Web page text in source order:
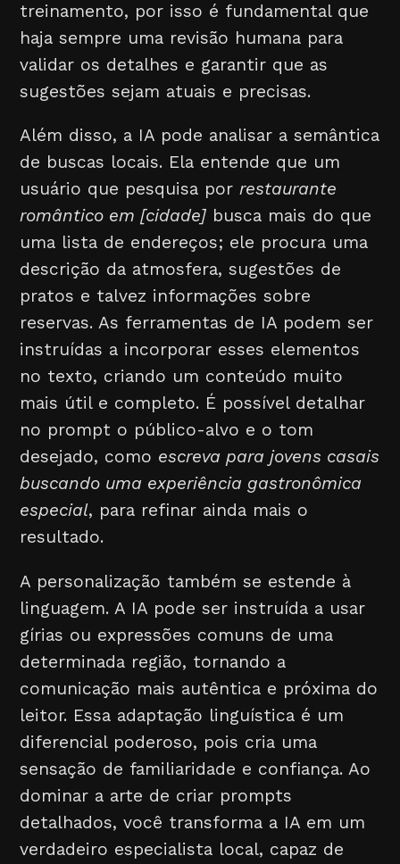
treinamento, por isso é fundamental que
haja sempre uma revisão humana para
validar os detalhes e garantir que as
sugestões sejam atuais e precisas.
Além disso, a IA pode analisar a semântica
de buscas locais. Ela entende que um
usuário que pesquisa porrestaurante
romântico em [cidade] busca mais do que
uma lista de endereços; ele procura uma
descrição da atmosfera, sugestões de
pratos e talvez informações sobre
reservas. As ferramentas de IA podem ser
instruídas a incorporar esses elementos
no texto, criando um conteúdo muito
mais útil e completo. É possível detalhar
no prompt o público-alvo e o tom
desejado, como escreva para jovens casais
buscando uma experiência gastronômica
especial, para refinar ainda mais o
resultado.
A personalização também se estende à
linguagem. A IA pode ser instruída a usar
gírias ou expressões comuns de uma
determinada região, tornando a
comunicação mais autêntica e próxima do
leitor. Essa adaptação linguística é um
diferencial poderoso, pois cria uma
sensação de familiaridade e confiança. Ao
dominar a arte de criar prompts
detalhados, você transforma a IA em um
verdadeiro especialista local, capaz de